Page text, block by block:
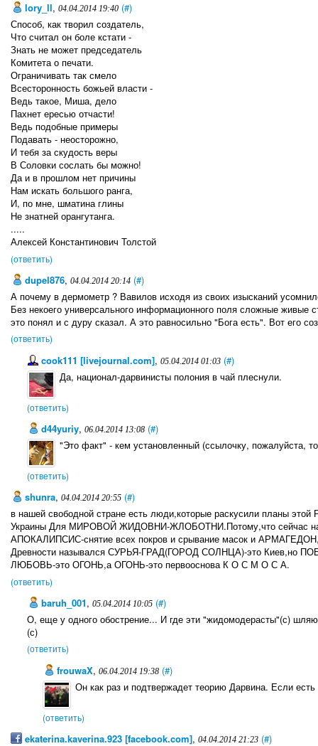
lory_ll, 04.04.2014 19:40 (#)
Способ, как творил создатель,
Что считал он боле кстати -
Знать не может председатель
Комитета о печати.
Ограничивать так смело
Всесторонность божьей власти -
Ведь такое, Миша, дело
Пахнет ересью отчасти!
Ведь подобные примеры
Подавать - неосторожно,
И тебя за скудость веры
В Соловки сослать бы можно!
Да и в прошлом нет причины
Нам искать большого ранга,
И, по мне, шматина глины
Не знатней орангутанга.
.....
Алексей Константинович Толстой
(ответить)
dupel876, 04.04.2014 20:14 (#)
А почему в дермометр ? Вавилов исходя из своих изысканий
Без некоего универсального информационного поля сложные живые
это понял и с дуру сказал. А это равносильно "Бога есть". Вот его
(ответить)
cook111 [livejournal.com], 05.04.2014 01:03 (#)
Да, национал-дарвинисты полония в чай плеснули.
(ответить)
d44yuriy, 06.04.2014 13:08 (#)
"Это факт" - кем установленный (ссылочку, пожалуйста,
(ответить)
sһunra, 04.04.2014 20:55 (#)
в нашей свободной стране есть люди,которые раскусили планы
Украины Для МИРОВОЙ ЖИДОВНИ-ЖЛОБОТНИ.Потому,что сейчас
АПОКАЛИПСИС-снятие всех покров и срывание масок и
Древности назывался СУРЬЯ-ГРАД(ГОРОД СОЛНЦА)-это Киев,но
ЛЮБОВЬ-это ОГОНЬ,а ОГОНЬ-это первооснова К О С М О С А.
(ответить)
baruh_001, 05.04.2014 10:05 (#)
О, еще у одного обострение... И где эти "жидомодерасты"(с)
(с)
(ответить)
frouwaX,06.04.2014 19:38 (#)
Он как раз и подтвержадет теорию Дарвина. Если
(ответить)
ekaterina.kaverina.923 [facebook.com], 04.04.2014 21:23 (#)